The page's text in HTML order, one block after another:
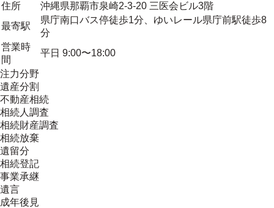
住所
沖縄県那覇市泉崎2-3-20 三医会ビル3階
最寄駅
県庁南口バス停徒歩1分、ゆいレール県庁前駅徒歩8
分
営業時
間
平日 9:00〜18:00
注力分野
遺産分割
不動産相続
相続人調査
相続財産調査
相続放棄
遺留分
相続登記
事業承継
遺言
成年後見